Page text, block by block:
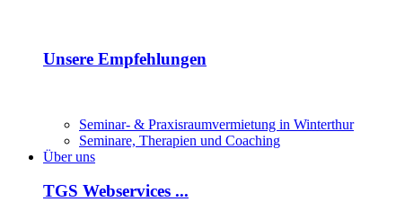
Unsere Empfehlungen
Seminar- & Praxisraumvermietung in Winterthur
Seminare, Therapien und Coaching
Über uns
TGS Webservices ...